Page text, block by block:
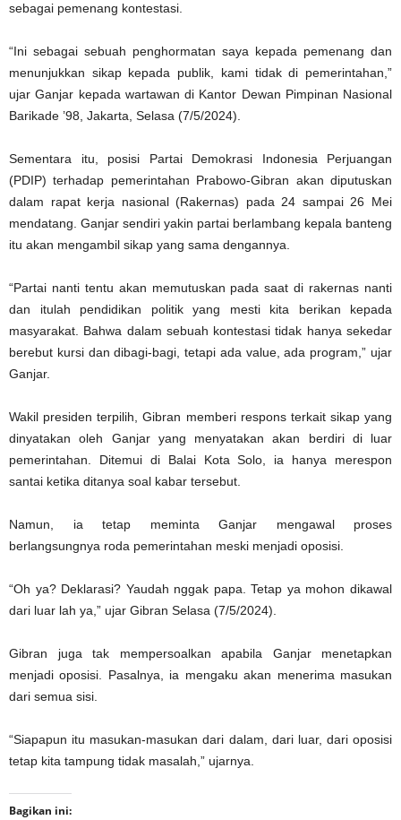
sebagai pemenang kontestasi.
“Ini sebagai sebuah penghormatan saya kepada pemenang dan
menunjukkan sikap kepada publik, kami tidak di pemerintahan,”
ujar Ganjar kepada wartawan di Kantor Dewan Pimpinan Nasional
Barikade ’98, Jakarta, Selasa (7/5/2024).
Sementara itu, posisi Partai Demokrasi Indonesia Perjuangan
(PDIP) terhadap pemerintahan Prabowo-Gibran akan diputuskan
dalam rapat kerja nasional (Rakernas) pada 24 sampai 26 Mei
mendatang. Ganjar sendiri yakin partai berlambang kepala banteng
itu akan mengambil sikap yang sama dengannya.
“Partai nanti tentu akan memutuskan pada saat di rakernas nanti
dan itulah pendidikan politik yang mesti kita berikan kepada
masyarakat. Bahwa dalam sebuah kontestasi tidak hanya sekedar
berebut kursi dan dibagi-bagi, tetapi ada value, ada program,” ujar
Ganjar.
Wakil presiden terpilih, Gibran memberi respons terkait sikap yang
dinyatakan oleh Ganjar yang menyatakan akan berdiri di luar
pemerintahan. Ditemui di Balai Kota Solo, ia hanya merespon
santai ketika ditanya soal kabar tersebut.
Namun, ia tetap meminta Ganjar mengawal proses
berlangsungnya roda pemerintahan meski menjadi oposisi.
“Oh ya? Deklarasi? Yaudah nggak papa. Tetap ya mohon dikawal
dari luar lah ya,” ujar Gibran Selasa (7/5/2024).
Gibran juga tak mempersoalkan apabila Ganjar menetapkan
menjadi oposisi. Pasalnya, ia mengaku akan menerima masukan
dari semua sisi.
“Siapapun itu masukan-masukan dari dalam, dari luar, dari oposisi
tetap kita tampung tidak masalah,” ujarnya.
Bagikan ini: